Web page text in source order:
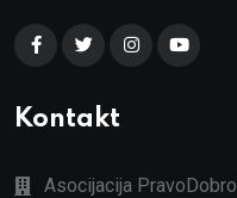
Kontakt
Asocijacija PravoDobro